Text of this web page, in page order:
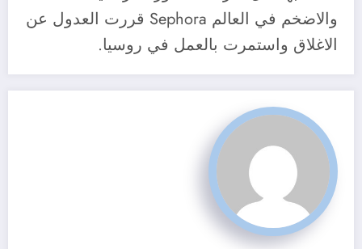
والاضخم في العالم Sephora قررت العدول عن
الاغلاق واستمرت بالعمل في روسيا.